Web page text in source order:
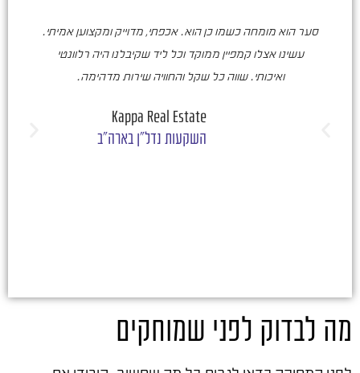
סער הוא מומחה כשמו כן הוא. אכפתי, מדוייק ומקצוען אמיתי.
עשינו אצלו קמפיין ממוקד וכל ליד שקיבלנו היה רלוונטי
ואיכותי. שווה כל שקל והחוויה שירות מדהימה.
Kappa Real Estate
השקעות נדל"ן בארה"ב
מה לבדוק לפני שמוחקים